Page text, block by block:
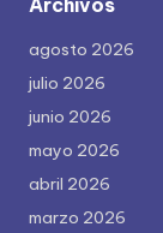
Archivos
agosto 2026
julio 2026
junio 2026
mayo 2026
abril 2026
marzo 2026